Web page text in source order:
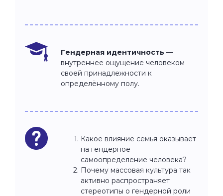
Гендерная идентичность —
внутреннее ощущение человеком
своей принадлежности к
определённому полу.
Какое влияние семья оказывает
на гендерное
самоопределение человека?
Почему массовая культура так
активно распространяет
стереотипы о гендерной роли